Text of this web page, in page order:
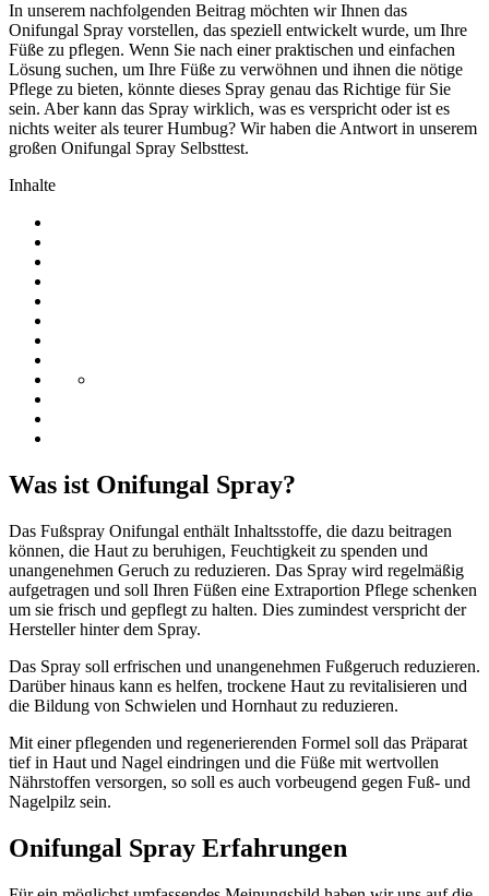
In unserem nachfolgenden Beitrag möchten wir Ihnen das
Onifungal Spray vorstellen, das speziell entwickelt wurde, um Ihre
Füße zu pflegen. Wenn Sie nach einer praktischen und einfachen
Lösung suchen, um Ihre Füße zu verwöhnen und ihnen die nötige
Pflege zu bieten, könnte dieses Spray genau das Richtige für Sie
sein. Aber kann das Spray wirklich, was es verspricht oder ist es
nichts weiter als teurer Humbug? Wir haben die Antwort in unserem
großen Onifungal Spray Selbsttest.
Inhalte
Was ist Onifungal Spray?
Das Fußspray Onifungal enthält Inhaltsstoffe, die dazu beitragen
können, die Haut zu beruhigen, Feuchtigkeit zu spenden und
unangenehmen Geruch zu reduzieren. Das Spray wird regelmäßig
aufgetragen und soll Ihren Füßen eine Extraportion Pflege schenken
um sie frisch und gepflegt zu halten. Dies zumindest verspricht der
Hersteller hinter dem Spray.
Das Spray soll erfrischen und unangenehmen Fußgeruch reduzieren.
Darüber hinaus kann es helfen, trockene Haut zu revitalisieren und
die Bildung von Schwielen und Hornhaut zu reduzieren.
Mit einer pflegenden und regenerierenden Formel soll das Präparat
tief in Haut und Nagel eindringen und die Füße mit wertvollen
Nährstoffen versorgen, so soll es auch vorbeugend gegen Fuß- und
Nagelpilz sein.
Onifungal Spray Erfahrungen